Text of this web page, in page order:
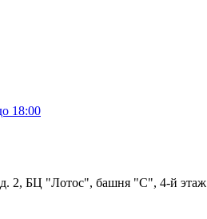
18:00
д. 2, БЦ "Лотос", башня "С", 4-й этаж